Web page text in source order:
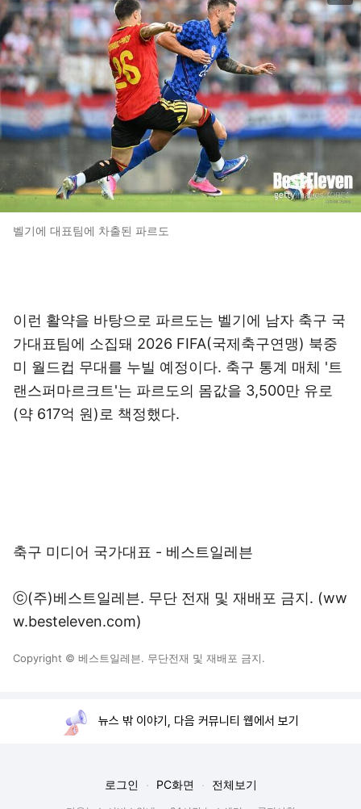
벨기에 대표팀에 차출된 파르도
이런 활약을 바탕으로 파르도는 벨기에 남자 축구 국
가대표팀에 소집돼 2026 FIFA(국제축구연맹) 북중
미 월드컵 무대를 누빌 예정이다. 축구 통계 매체 '트
랜스퍼마르크트'는 파르도의 몸값을 3,500만 유로
(약 617억 원)로 책정했다.
축구 미디어 국가대표 - 베스트일레븐
ⓒ(주)베스트일레븐. 무단 전재 및 재배포 금지. (ww
w.besteleven.com)
Copyright © 베스트일레븐. 무단전재 및 재배포 금지.
뉴스 밖 이야기, 다음 커뮤니티 웹에서 보기
로그인 PC화면 전체보기